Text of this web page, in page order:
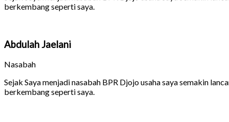
berkembang seperti saya.
Abdulah Jaelani
Nasabah
Sejak Saya menjadi nasabah BPR Djojo usaha saya semakin
berkembang seperti saya.